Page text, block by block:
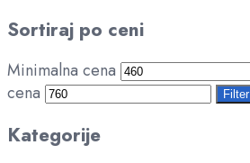
Sortiraj po ceni
Minimalna cena
cena
Filter
Kategorije